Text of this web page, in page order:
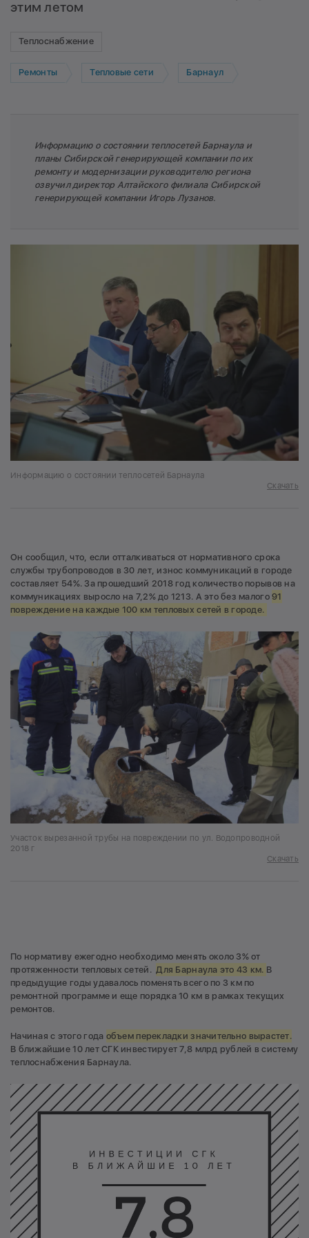
этим летом
Теплоснабжение
Ремонты Тепловые сети Барнаул
Информацию о состоянии теплосетей Барнаула и
планы Сибирской генерирующей компании по их
ремонту и модернизации руководителю региона
озвучил директор Алтайского филиала Сибирской
генерирующей компании Игорь Лузанов.
Информацию о состоянии теплосетей Барнаула
Скачать
Он сообщил, что, если отталкиваться от нормативного срока
службы трубопроводов в 30 лет, износ коммуникаций в городе
составляет 54%. За прошедший 2018 год количество порывов на
коммуникациях выросло на 7,2% до 1213. А это без малого91
повреждение на каждые 100 км тепловых сетей в городе.
Участок вырезанной трубы на повреждении по ул. Водопроводной
2018 г
Скачать
По нормативу ежегодно необходимо менять около 3% от
протяженности тепловых сетей.Для Барнаула это 43 км. В
предыдущие годы удавалось поменять всего по 3 км по
ремонтной программе и еще порядка 10 км в рамках текущих
ремонтов.
Начиная с этого года объем перекладки значительно вырастет.
В ближайшие 10 лет СГК инвестирует 7,8 млрд рублей в систему
теплоснабжения Барнаула.